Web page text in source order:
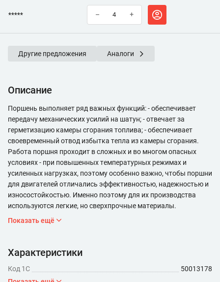
***** – +
Другие предложения Аналоги
Описание
Поршень выполняет ряд важных функций: - обеспечивает
передачу механических усилий на шатун; - отвечает за
герметизацию камеры сгорания топлива; - обеспечивает
своевременный отвод избытка тепла из камеры сгорания.
Работа поршня проходит в сложных и во многом опасных
условиях - при повышенных температурных режимах и
усиленных нагрузках, поэтому особенно важно, чтобы поршни
для двигателей отличались эффективностью, надежностью и
износостойкостью. Именно поэтому для их производства
используются легкие, но сверхпрочные материалы.
Показать ещё
Характеристики
Код 1С
50013178